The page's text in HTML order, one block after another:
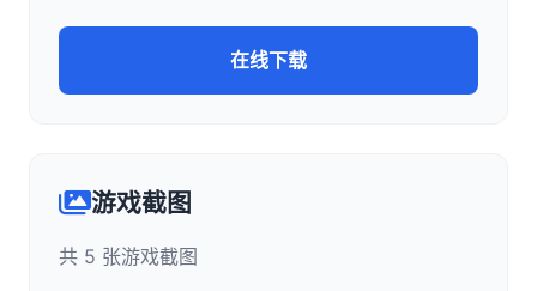
在线下载
游戏截图
共 5 张游戏截图